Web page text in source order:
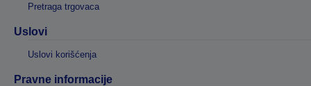
Pretraga trgovaca
Uslovi
Uslovi korišćenja
Pravne informacije